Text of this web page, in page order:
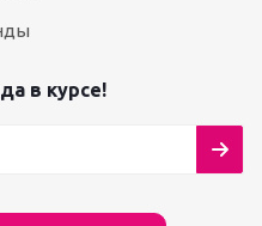
в курсе!